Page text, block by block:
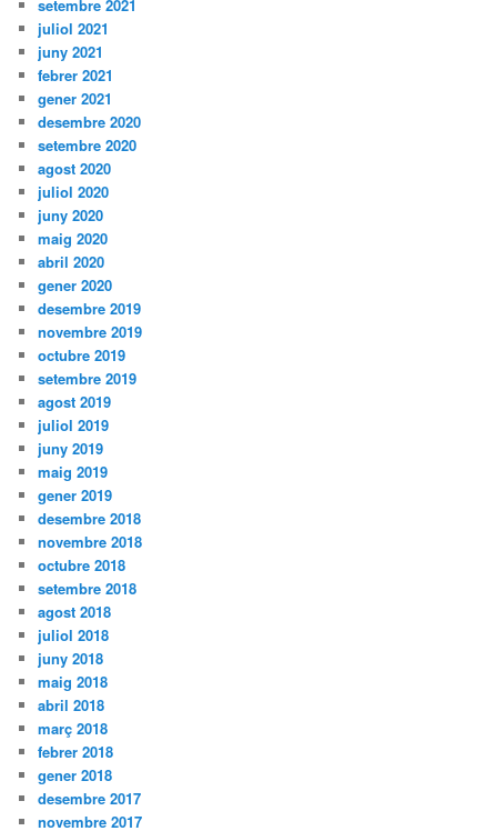
setembre 2021
juliol 2021
juny 2021
febrer 2021
gener 2021
desembre 2020
setembre 2020
agost 2020
juliol 2020
juny 2020
maig 2020
abril 2020
gener 2020
desembre 2019
novembre 2019
octubre 2019
setembre 2019
agost 2019
juliol 2019
juny 2019
maig 2019
gener 2019
desembre 2018
novembre 2018
octubre 2018
setembre 2018
agost 2018
juliol 2018
juny 2018
maig 2018
abril 2018
març 2018
febrer 2018
gener 2018
desembre 2017
novembre 2017